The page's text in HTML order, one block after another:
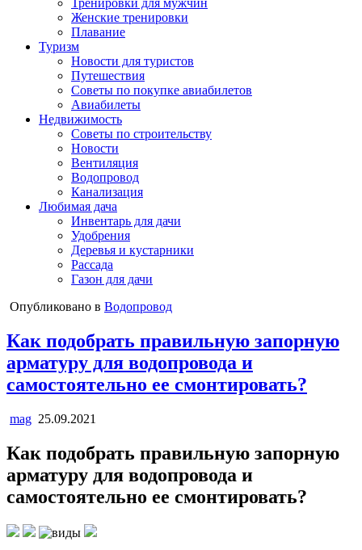
Тренировки для мужчин
Женские тренировки
Плавание
Туризм
Новости для туристов
Путешествия
Советы по покупке авиабилетов
Авиабилеты
Недвижимость
Советы по строительству
Новости
Вентиляция
Водопровод
Канализация
Любимая дача
Инвентарь для дачи
Удобрения
Деревья и кустарники
Рассада
Газон для дачи
Опубликовано в Водопровод
Как подобрать правильную запорную
арматуру для водопровода и
самостоятельно ее смонтировать?
mag 25.09.2021
Как подобрать правильную запорную
арматуру для водопровода и
самостоятельно ее смонтировать?